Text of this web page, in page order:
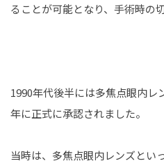
ることが可能となり、手術時の
1990年代後半には多焦点眼内レ
年に正式に承認されました。
当時は、多焦点眼内レンズとい